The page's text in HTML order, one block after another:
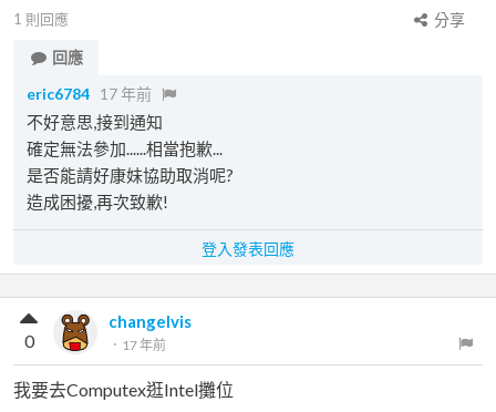
1 則回應
分享
回應
eric6784 17 年前
不好意思,接到通知
確定無法參加......相當抱歉...
是否能請好康妹協助取消呢?
造成困擾,再次致歉!
登入發表回應
changelvis
． 17 年前
0
我要去Computex逛Intel攤位